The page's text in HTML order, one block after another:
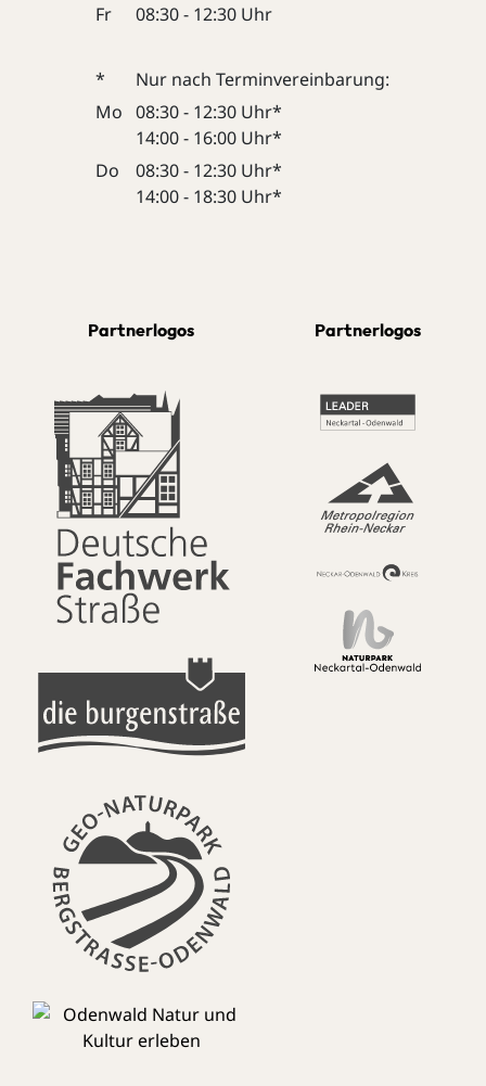
Fr
08:30 - 12:30 Uhr
*
Nur nach Terminvereinbarung:
Mo 08:30 - 12:30 Uhr*
14:00 - 16:00 Uhr*
Do
08:30 - 12:30 Uhr*
14:00 - 18:30 Uhr*
Partnerlogos Partnerlogos